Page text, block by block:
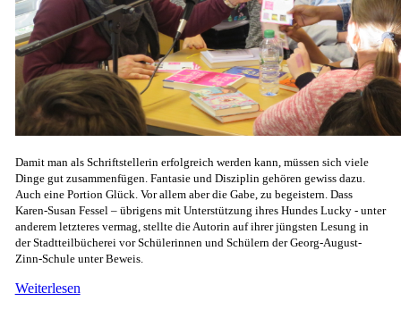
Damit man als Schriftstellerin erfolgreich werden kann, müssen sich viele
Dinge gut zusammenfügen. Fantasie und Disziplin gehören gewiss dazu.
Auch eine Portion Glück. Vor allem aber die Gabe, zu begeistern. Dass
Karen-Susan Fessel – übrigens mit Unterstützung ihres Hundes Lucky - unter
anderem letzteres vermag, stellte die Autorin auf ihrer jüngsten Lesung in
der Stadtteilbücherei vor Schülerinnen und Schülern der Georg-August-
Zinn-Schule unter Beweis.
Weiterlesen